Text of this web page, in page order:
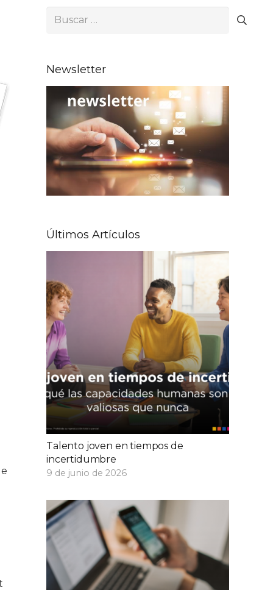
Buscar:
Newsletter
Últimos Artículos
Talento joven en tiempos de
incertidumbre
9 de junio de 2026